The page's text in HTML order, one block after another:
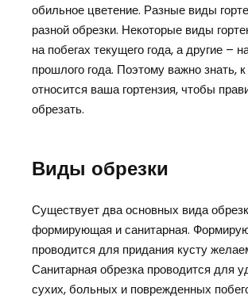
обильное цветение. Разные виды
разной обрезки. Некоторые виды
на побегах текущего года, а другие –
прошлого года. Поэтому важно знать,
относится ваша гортензия, чтобы
обрезать.
Виды обрезки
Существует два основных вида
формирующая и санитарная.
проводится для придания кусту
Санитарная обрезка проводится для
сухих, больных и поврежденных